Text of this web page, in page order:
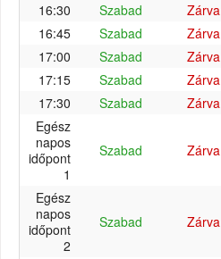
16:30 Szabad Zárva
16:45
Szabad Zárva
17:00
Szabad Zárva
17:15
Szabad Zárva
17:30
Szabad Zárva
Egész
napos
időpont
1
Szabad Zárva
Egész
napos
időpont
2
Szabad Zárva